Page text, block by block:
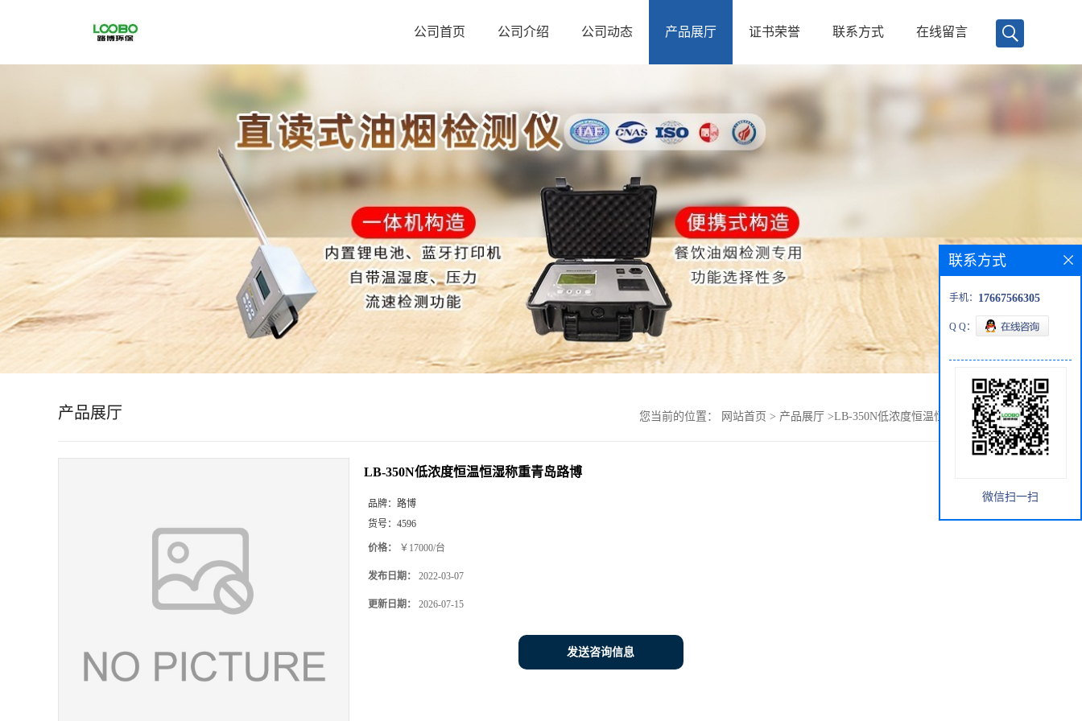
首
公司首页 公司介绍 公司动态 产品展厅 证书荣誉 联系方式 在线留言
产品展厅 您当前的位置： 网站首页 > 产品展厅 >LB-350N低浓度恒温恒湿称重青岛路博
LB-350N低浓度恒温恒湿称重青岛路博
品牌： 路博
货号： 4596
价格： ￥17000/台
发布日期： 2022-03-07
更新日期： 2026-07-15
发送咨询信息
联系方式
手机： 17667566305
Q Q：
微信扫一扫